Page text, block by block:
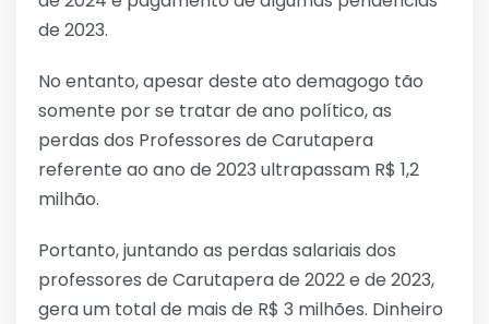
de 2023.
No entanto, apesar deste ato demagogo tão
somente por se tratar de ano político, as
perdas dos Professores de Carutapera
referente ao ano de 2023 ultrapassam R$ 1,2
milhão.
Portanto, juntando as perdas salariais dos
professores de Carutapera de 2022 e de 2023,
gera um total de mais de R$ 3 milhões. Dinheiro